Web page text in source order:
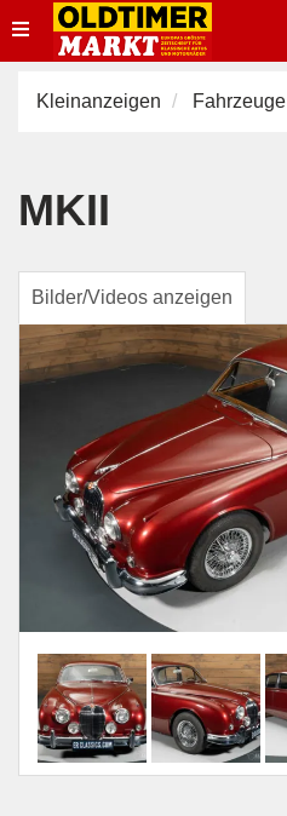
Toggle
navigation
Kleinanzeigen Fahrzeuge
MKII
Bilder/Videos anzeigen